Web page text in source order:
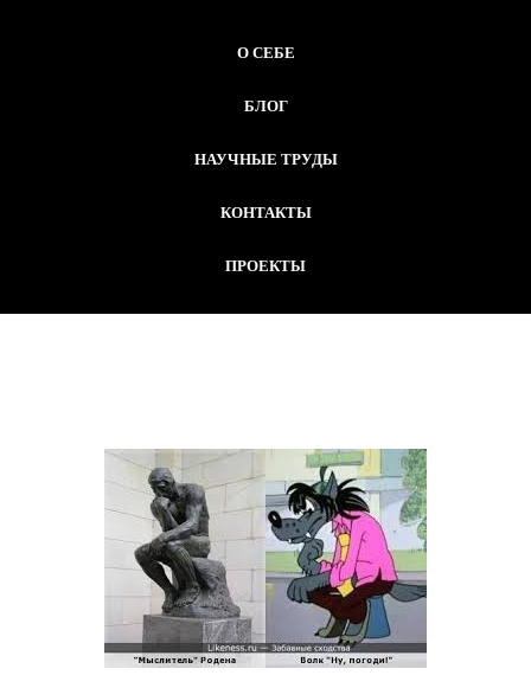
О СЕБЕ
БЛОГ
НАУЧНЫЕ ТРУДЫ
КОНТАКТЫ
ПРОЕКТЫ